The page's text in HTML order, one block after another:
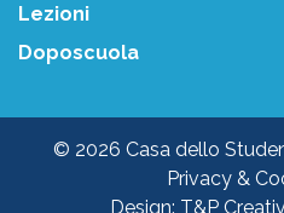
Lezioni
Doposcuola
© 2026 Casa dello
Privacy &
Design: T&P